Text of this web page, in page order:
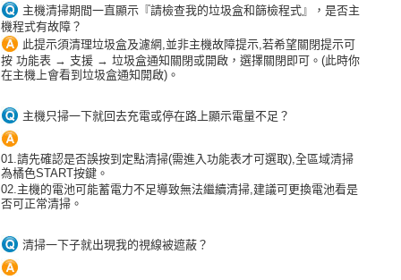
主機清掃期間一直顯示『請檢查我的垃圾盒和篩檢程式』，是否主
機程式有故障？
此提示須清理垃圾盒及濾網,並非主機故障提示,若希望關閉提示可
按 功能表 → 支援 → 垃圾盒通知關閉或開啟，選擇關閉即可。(此時你
在主機上會看到垃圾盒通知開啟)。
主機只掃一下就回去充電或停在路上顯示電量不足？
01.請先確認是否誤按到定點清掃(需進入功能表才可選取),全區域清掃
為橘色START按鍵。
02.主機的電池可能蓄電力不足導致無法繼續清掃,建議可更換電池看是
否可正常清掃。
清掃一下子就出現我的視線被遮蔽？